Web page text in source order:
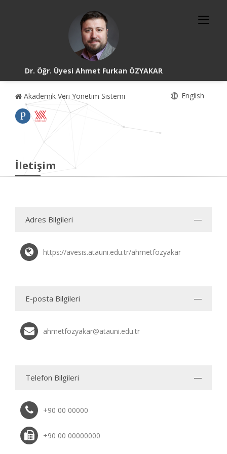
Dr. Öğr. Üyesi Ahmet Furkan ÖZYAKAR
Akademik Veri Yönetim Sistemi English
İletişim
Adres Bilgileri
https://avesis.atauni.edu.tr/ahmetfozyakar
E-posta Bilgileri
ahmetfozyakar@atauni.edu.tr
Telefon Bilgileri
+90 00 00000
+90 00 00000000